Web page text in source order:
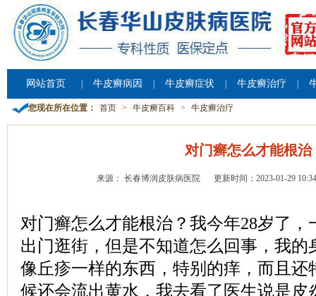
网站首页 牛皮癣病因 牛皮癣症状 牛皮癣治疗
您现在所在位置： 首页 > 牛皮癣百科 > 牛皮癣治疗
对门癣怎么才能根治
来源： 长春博润皮肤病医院 更新时间：2023-01-29
对门癣怎么才能根治？我今年28岁了，
出门逛街，但是不知道怎么回事，我的
像丘疹一样的东西，特别的痒，而且还
候还会流出黄水，我去看了医生说是皮